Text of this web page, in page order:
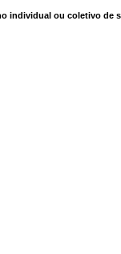
individual ou coletivo de